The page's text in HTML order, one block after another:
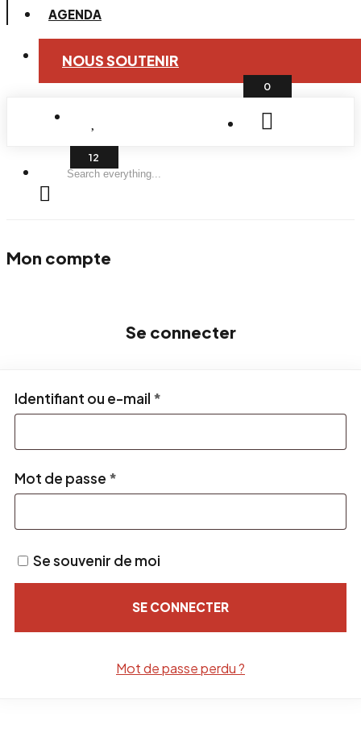
AGENDA
NOUS SOUTENIR
0
Search
Mon compte
Se connecter
Identifiant ou e-mail *
Mot de passe *
Se souvenir de moi
SE CONNECTER
Mot de passe perdu ?